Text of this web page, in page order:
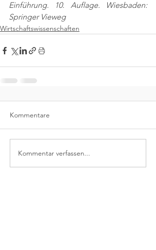
Einführung. 10. Auflage. Wiesbaden:
Springer Vieweg
Wirtschaftswissenschaften
Kommentare
Kommentar verfassen...